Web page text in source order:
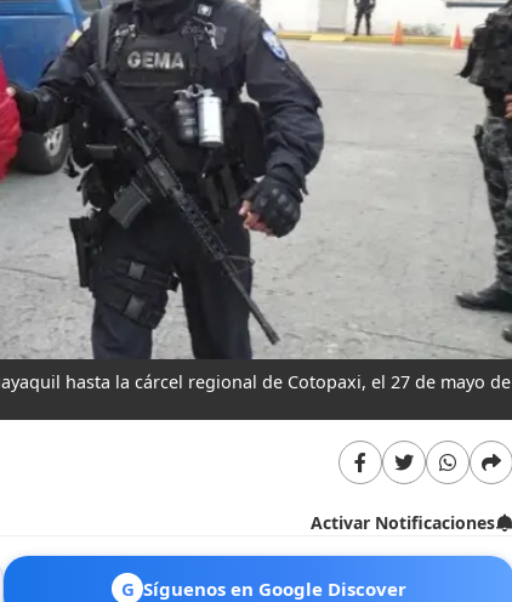
hasta la cárcel regional de Cotopaxi, el 27 de mayo de
Activar Notificaciones
G Síguenos en Google Discover